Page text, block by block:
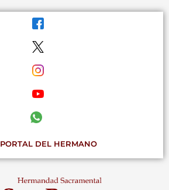
PORTAL DEL HERMANO